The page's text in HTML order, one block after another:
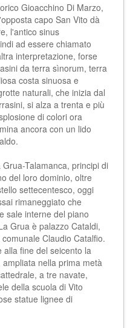
Gioacchino Di Marzo,
capo San Vito dà
l'antico sinus
ad essere chiamato
interpretazione, forse
da terra sìnorum, terra
costa sinuosa e
naturali, che inizia dal
si alza a trenta e più
di colori ora
ancora con un lido
Talamanca, principi di
del loro dominio, oltre
settecentesco, oggi
rimaneggiato che
sale interne del piano
Grua è palazzo Cataldi,
Claudio Catalfio.
fine del seicento la
nella prima metà
a tre navate,
della scuola di Vito
statue lignee di